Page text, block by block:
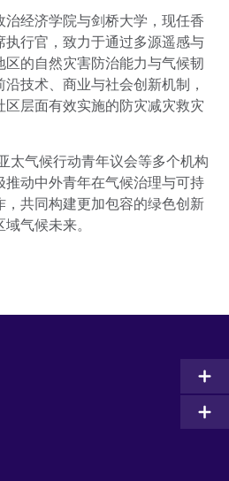
治经济学院与剑桥大学，现任香
执行官，致力于通过多源遥感与
区的自然灾害防治能力与气候韧
技术、商业与社会创新机制，
层面有效实施的防灾减灾救灾
太气候行动青年议会等多个机构
推动中外青年在气候治理与可持
，共同构建更加包容的绿色创新
气候未来。